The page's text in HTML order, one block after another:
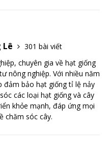
301 bài viết
chuyên gia về hạt giống
nông nghiệp. Với nhiều năm
đảm bảo hạt giống tỉ lệ nảy
các loại hạt giống và cây
khỏe mạnh, đáp ứng mọi
chăm sóc cây.